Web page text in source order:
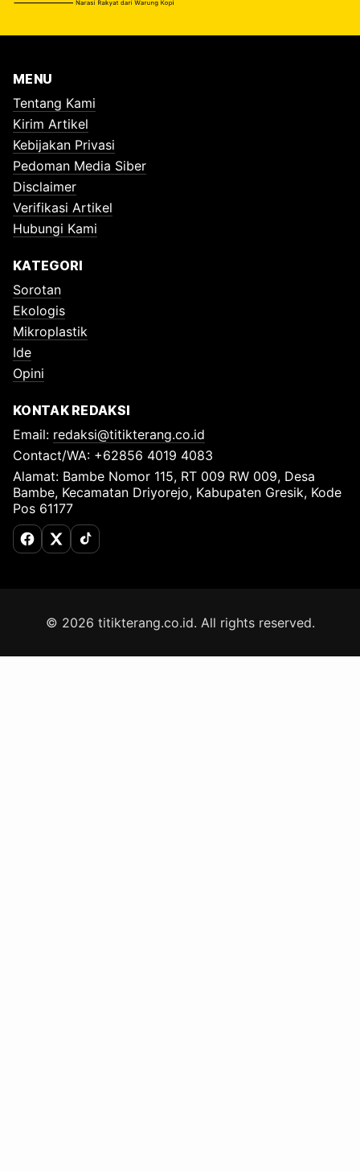
MENU
Tentang Kami
Kirim Artikel
Kebijakan Privasi
Pedoman Media Siber
Disclaimer
Verifikasi Artikel
Hubungi Kami
KATEGORI
Sorotan
Ekologis
Mikroplastik
Ide
Opini
KONTAK REDAKSI
Email: redaksi@titikterang.co.id
Contact/WA: +62856 4019 4083
Alamat: Bambe Nomor 115, RT 009 RW 009, Desa
Bambe, Kecamatan Driyorejo, Kabupaten Gresik, Kode
Pos 61177
Facebook
X (Twitter)
TikTok
© 2026 titikterang.co.id. All rights reserved.